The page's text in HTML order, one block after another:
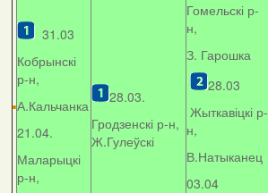
31.03
Кобрынскі
р-н,
А.Кальчанка
21.04.
Маларыцкі
р-н,
28.03.
Гродзенскі р-н,
Ж.Гулеўскі
Гомельскі р-
н,
З. Гарошка
28.03
Жыткавіцкі р-
н,
В.Натыканец
03.04